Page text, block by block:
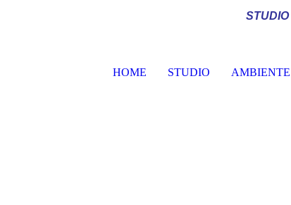
STUDIO
HOME STUDIO AMBIENTE